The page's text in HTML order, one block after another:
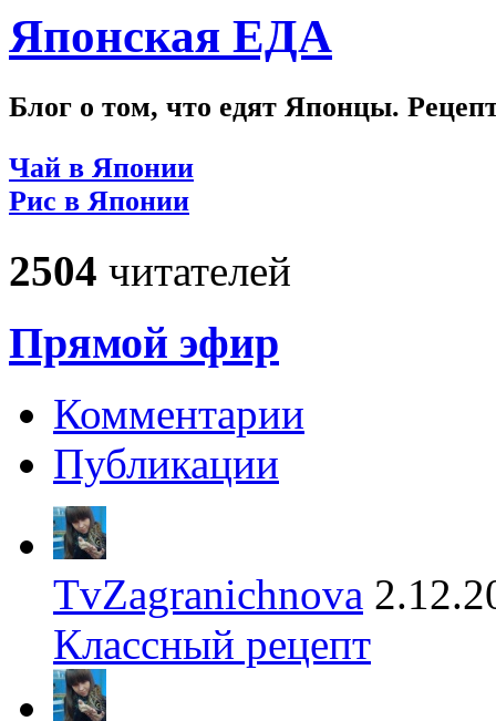
Японская ЕДА
Блог о том, что едят Японцы.
Чай в Японии
Рис в Японии
2504 читателей
Прямой эфир
Комментарии
Публикации
TvZagranichnova
Классный рецепт